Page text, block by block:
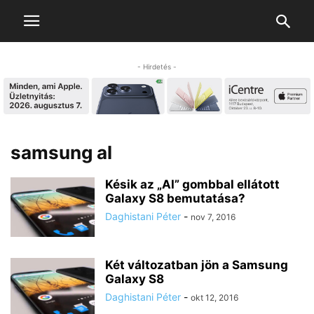
- Hirdetés -
samsung al
Késik az „AI” gombbal ellátott
Galaxy S8 bemutatása?
Daghistani Péter - nov 7, 2016
Két változatban jön a Samsung
Galaxy S8
Daghistani Péter - okt 12, 2016